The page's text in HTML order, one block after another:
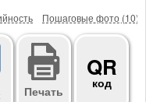
Пошаговые фото (10)
Печать
QR
код